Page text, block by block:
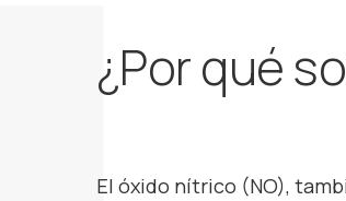
¿Por qué
El óxido nítrico (NO),